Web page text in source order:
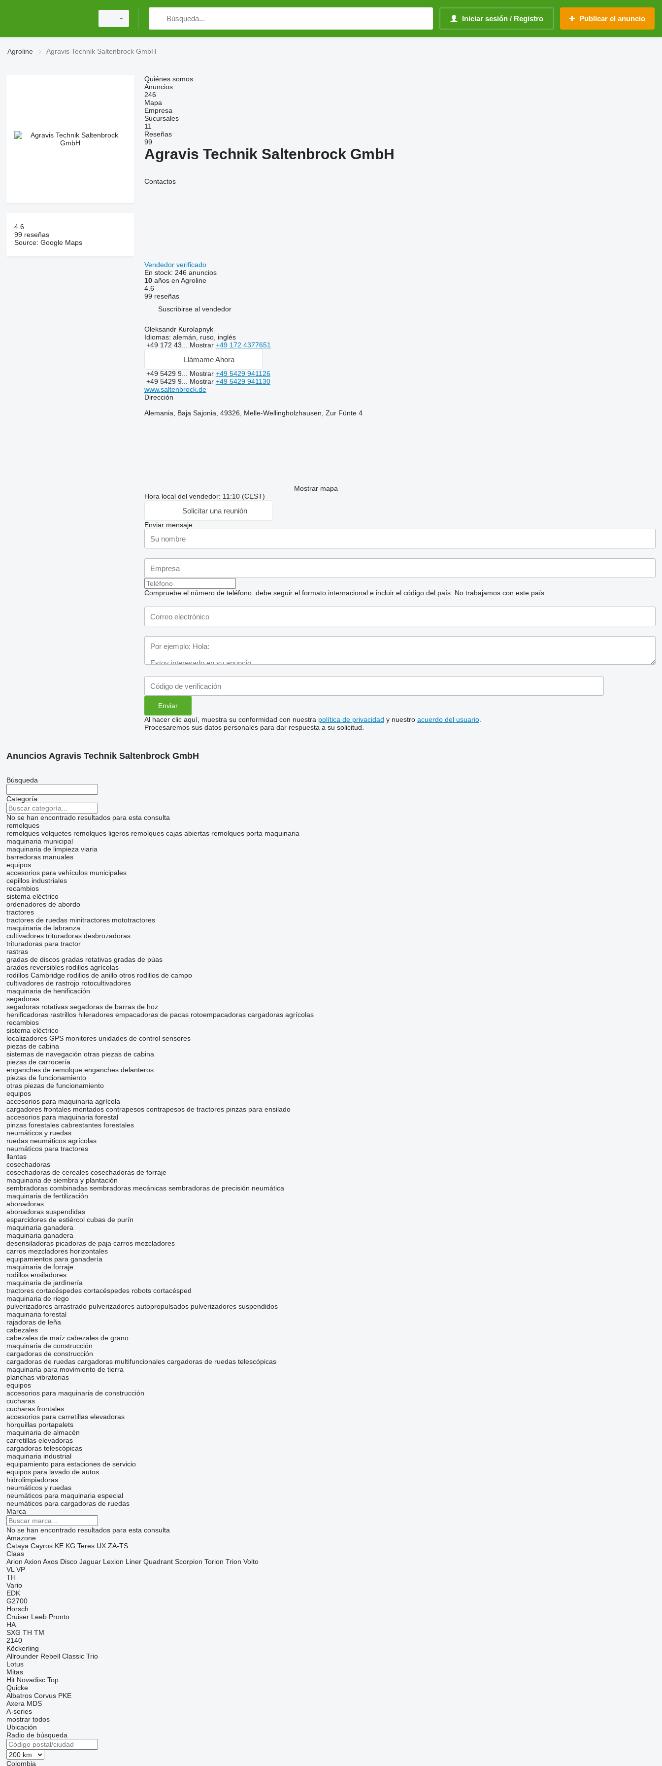
Iniciar sesión / Registro Publicar el anuncio
Agroline Agravis Technik Saltenbrock GmbH
4.6
99 reseñas
Source: Google Maps
Quiénes somos
Anuncios
246
Mapa
Empresa
Sucursales
11
Reseñas
99
Agravis Technik Saltenbrock GmbH
Contactos
Vendedor verificado
En stock: 246 anuncios
10años en Agroline
4.6
99 reseñas
Suscribirse al vendedor
Oleksandr Kurolapnyk
Idiomas: alemán, ruso, inglés
+49 172 43... Mostrar +49 172 4377651
Llámame Ahora
+49 5429 9... Mostrar +49 5429 941126
+49 5429 9... Mostrar +49 5429 941130
www.saltenbrock.de
Dirección
Alemania, Baja Sajonia, 49326, Melle-Wellingholzhausen, Zur Fünte 4
Mostrar mapa
Hora local del vendedor: 11:10 (CEST)
Solicitar una reunión
Enviar mensaje
Compruebe el número de teléfono: debe seguir el formato internacional e incluir el código del país. No trabajamos con este país
Al hacer clic aquí, muestra su conformidad con nuestra política de privacidad y nuestro acuerdo del usuario.
Procesaremos sus datos personales para dar respuesta a su solicitud.
Anuncios Agravis Technik Saltenbrock GmbH
Búsqueda
Categoría
No se han encontrado resultados para esta consulta
remolques
remolques volquetes remolques ligeros remolques cajas abiertas remolques porta maquinaria
maquinaria municipal
maquinaria de limpieza viaria
barredoras manuales
equipos
accesorios para vehículos municipales
cepillos industriales
recambios
sistema eléctrico
ordenadores de abordo
tractores
tractores de ruedas minitractores mototractores
maquinaria de labranza
cultivadores trituradoras desbrozadoras
trituradoras para tractor
rastras
gradas de discos gradas rotativas gradas de púas
arados reversibles rodillos agrícolas
rodillos Cambridge rodillos de anillo otros rodillos de campo
cultivadores de rastrojo rotocultivadores
maquinaria de henificación
segadoras
segadoras rotativas segadoras de barras de hoz
henificadoras rastrillos hileradores empacadoras de pacas rotoempacadoras cargadoras agrícolas
recambios
sistema eléctrico
localizadores GPS monitores unidades de control sensores
piezas de cabina
sistemas de navegación otras piezas de cabina
piezas de carrocería
enganches de remolque enganches delanteros
piezas de funcionamiento
otras piezas de funcionamiento
equipos
accesorios para maquinaria agrícola
cargadores frontales montados contrapesos contrapesos de tractores pinzas para ensilado
accesorios para maquinaria forestal
pinzas forestales cabrestantes forestales
neumáticos y ruedas
ruedas neumáticos agrícolas
neumáticos para tractores
llantas
cosechadoras
cosechadoras de cereales cosechadoras de forraje
maquinaria de siembra y plantación
sembradoras combinadas sembradoras mecánicas sembradoras de precisión neumática
maquinaria de fertilización
abonadoras
abonadoras suspendidas
esparcidores de estiércol cubas de purín
maquinaria ganadera
maquinaria ganadera
desensiladoras picadoras de paja carros mezcladores
carros mezcladores horizontales
equipamientos para ganadería
maquinaria de forraje
rodillos ensiladores
maquinaria de jardinería
tractores cortacéspedes cortacéspedes robots cortacésped
maquinaria de riego
pulverizadores arrastrado pulverizadores autopropulsados pulverizadores suspendidos
maquinaria forestal
rajadoras de leña
cabezales
cabezales de maíz cabezales de grano
maquinaria de construcción
cargadoras de construcción
cargadoras de ruedas cargadoras multifuncionales cargadoras de ruedas telescópicas
maquinaria para movimiento de tierra
planchas vibratorias
equipos
accesorios para maquinaria de construcción
cucharas
cucharas frontales
accesorios para carretillas elevadoras
horquillas portapalets
maquinaria de almacén
carretillas elevadoras
cargadoras telescópicas
maquinaria industrial
equipamiento para estaciones de servicio
equipos para lavado de autos
hidrolimpiadoras
neumáticos y ruedas
neumáticos para maquinaria especial
neumáticos para cargadoras de ruedas
Marca
No se han encontrado resultados para esta consulta
Amazone
Cataya Cayros KE KG Teres UX ZA-TS
Claas
Arion Axion Axos Disco Jaguar Lexion Liner Quadrant Scorpion Torion Trion Volto
VL VP
TH
Vario
EDK
G2700
Horsch
Cruiser Leeb Pronto
HA
SXG TH TM
2140
Köckerling
Allrounder Rebell Classic Trio
Lotus
Mitas
Hit Novadisc Top
Quicke
Albatros Corvus PKE
Axera MDS
A-series
mostrar todos
Ubicación
Radio de búsqueda
Colombia